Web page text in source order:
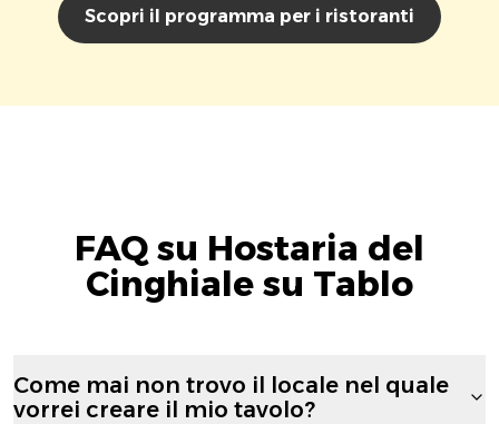
Scopri il programma per i ristoranti
FAQ su Hostaria del
Cinghiale su Tablo
Come mai non trovo il locale nel quale
vorrei creare il mio tavolo?